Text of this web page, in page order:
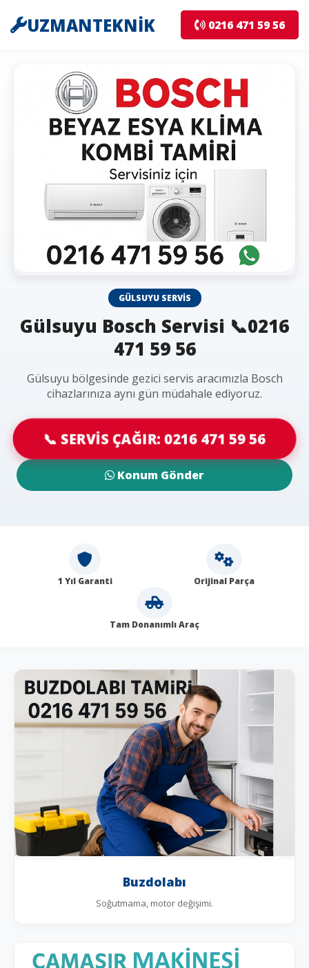
UZMANTEKNİK 0216 471 59 56
GÜLSUYU SERVIS
Gülsuyu Bosch Servisi 📞0216
471 59 56
Gülsuyu bölgesinde gezici servis aracımızla Bosch
cihazlarınıza aynı gün müdahale ediyoruz.
📞 SERVİS ÇAĞIR: 0216 471 59 56
Konum Gönder
1 Yıl Garanti Orijinal Parça
Tam Donanımlı Araç
Buzdolabı
Soğutmama, motor değişimi.